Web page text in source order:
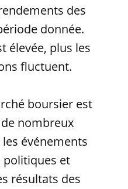
des
donnée.
élevée, plus les
fluctuent.
boursier est
nombreux
événements
politiques et
résultats des